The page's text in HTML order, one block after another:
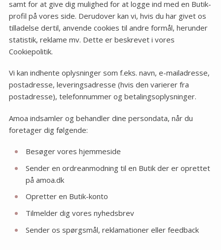
samt for at give dig mulighed for at logge ind med en Butik-
profil på vores side. Derudover kan vi, hvis du har givet os
tilladelse dertil, anvende cookies til andre formål, herunder
statistik, reklame mv. Dette er beskrevet i vores
Cookiepolitik.
Vi kan indhente oplysninger som f.eks. navn, e-mailadresse,
postadresse, leveringsadresse (hvis den varierer fra
postadresse), telefonnummer og betalingsoplysninger.
Amoa indsamler og behandler dine persondata, når du
foretager dig følgende:
Besøger vores hjemmeside
Sender en ordreanmodning til en Butik der er oprettet
på amoa.dk
Opretter en Butik-konto
Tilmelder dig vores nyhedsbrev
Sender os spørgsmål, reklamationer eller feedback